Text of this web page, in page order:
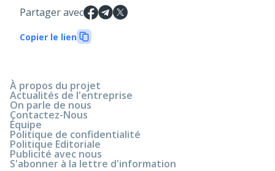
Partager avec
Copier le lien
À propos du projet
Actualités de l'entreprise
On parle de nous
Contactez-Nous
Équipe
Politique de confidentialité
Politique Editoriale
Publicité avec nous
S'abonner à la lettre d'information